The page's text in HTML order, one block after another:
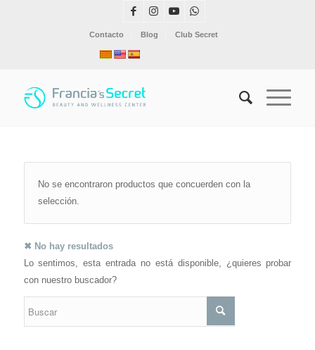
Contacto Blog Club Secret
No se encontraron productos que concuerden con la
selección.
✖ No hay resultados
Lo sentimos, esta entrada no está disponible, ¿quieres probar
con nuestro buscador?